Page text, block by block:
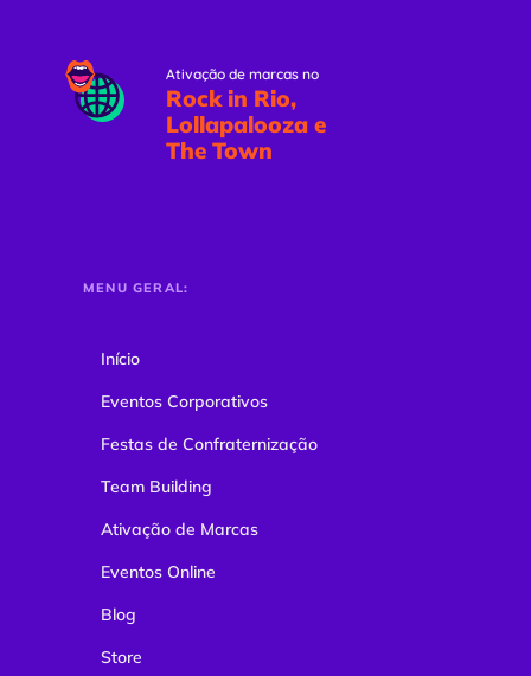
Ativação de marcas no
Rock in Rio,
Lollapalooza e
The Town
MENU GERAL:
Início
Eventos Corporativos
Festas de Confraternização
Team Building
Ativação de Marcas
Eventos Online
Blog
Store